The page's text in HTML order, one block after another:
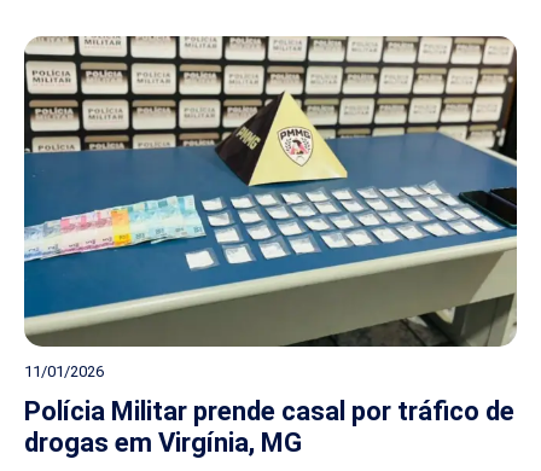
11/01/2026
Polícia Militar prende casal por tráfico de
drogas em Virgínia, MG